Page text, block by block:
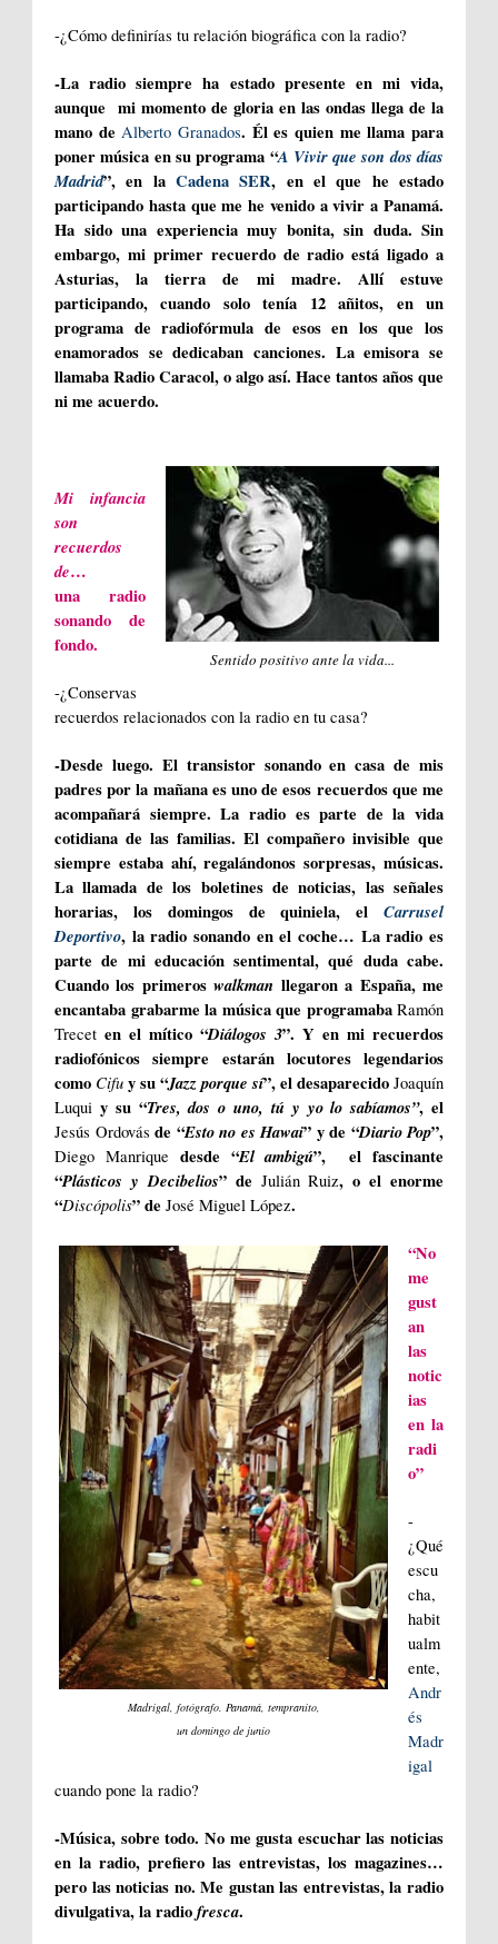
-¿Cómo definirías tu relación biográfica con la radio?
-La radio siempre ha estado presente en mi vida,
aunque mi momento de gloria en las ondas llega de la
mano deAlberto Granados. Él es quien me llama para
poner música en su programa “A Vivir que son dos días
Madrid”, en la Cadena SER, en el que he estado
participando hasta que me he venido a vivir a Panamá.
Ha sido una experiencia muy bonita, sin duda. Sin
embargo, mi primer recuerdo de radio está ligado a
Asturias, la tierra de mi madre. Allí estuve
participando, cuando solo tenía 12 añitos, en un
programa de radiofórmula de esos en los que los
enamorados se dedicaban canciones. La emisora se
llamaba Radio Caracol, o algo así. Hace tantos años que
ni me acuerdo.
Sentido positivo ante la vida...
Mi infancia
son
recuerdos
de…
una radio
sonando de
fondo.
-¿Conservas
recuerdos relacionados con la radio en tu casa?
-Desde luego. El transistor sonando en casa de mis
padres por la mañana es uno de esos recuerdos que me
acompañará siempre. La radio es parte de la vida
cotidiana de las familias. El compañero invisible que
siempre estaba ahí, regalándonos sorpresas, músicas.
La llamada de los boletines de noticias, las señales
horarias, los domingos de quiniela, el Carrusel
Deportivo, la radio sonando en el coche… La radio es
parte de mi educación sentimental, qué duda cabe.
Cuando los primeroswalkman llegaron a España, me
encantaba grabarme la música que programaba Ramón
Trecet en el mítico “Diálogos3”. Y en mi recuerdos
radiofónicos siempre estarán locutores legendarios
como Cifu y su “Jazz porque sí”, el desaparecido Joaquín
Luqui y su “Tres, dos o uno, tú y yo lo sabíamos”, el
Jesús Ordovás de “Esto no es Hawai” y de “Diario Pop”,
Diego Manrique desde “El ambigú”, el fascinante
“Plásticos y Decibelios” de Julián Ruiz, o el enorme
“Discópolis” de José Miguel López.
Madrigal, fotógrafo. Panamá, tempranito,
un domingo de junio
“No
me
gust
an
las
notic
ias
en la
radi
o”
-
¿Qué
escu
cha,
habit
ualm
ente,
Andr
és
Madr
igal
cuando pone la radio?
-Música, sobre todo. No me gusta escuchar las noticias
en la radio, prefiero las entrevistas, los magazines…
pero las noticias no. Me gustan las entrevistas, la radio
divulgativa, la radiofresca.